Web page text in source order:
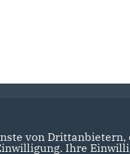
Mitgliederbereich
von
Ihre